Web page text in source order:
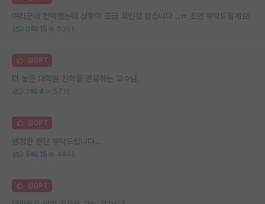
여러군데 컨택했는데 상황이 조금 꼬인것 같습니다 ..ㅠ 조언 부탁드릴게요!
0 15 5381
김GPT
더 높은 대학원 진학을 권유하는 교수님.
2 4 5715
김GPT
냉정한 판단 부탁드립니다...
5 15 4445
김GPT